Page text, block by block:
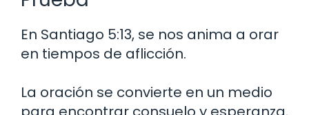
En Santiago 5:13, se nos anima a orar
en tiempos de aflicción.
La oración se convierte en un medio